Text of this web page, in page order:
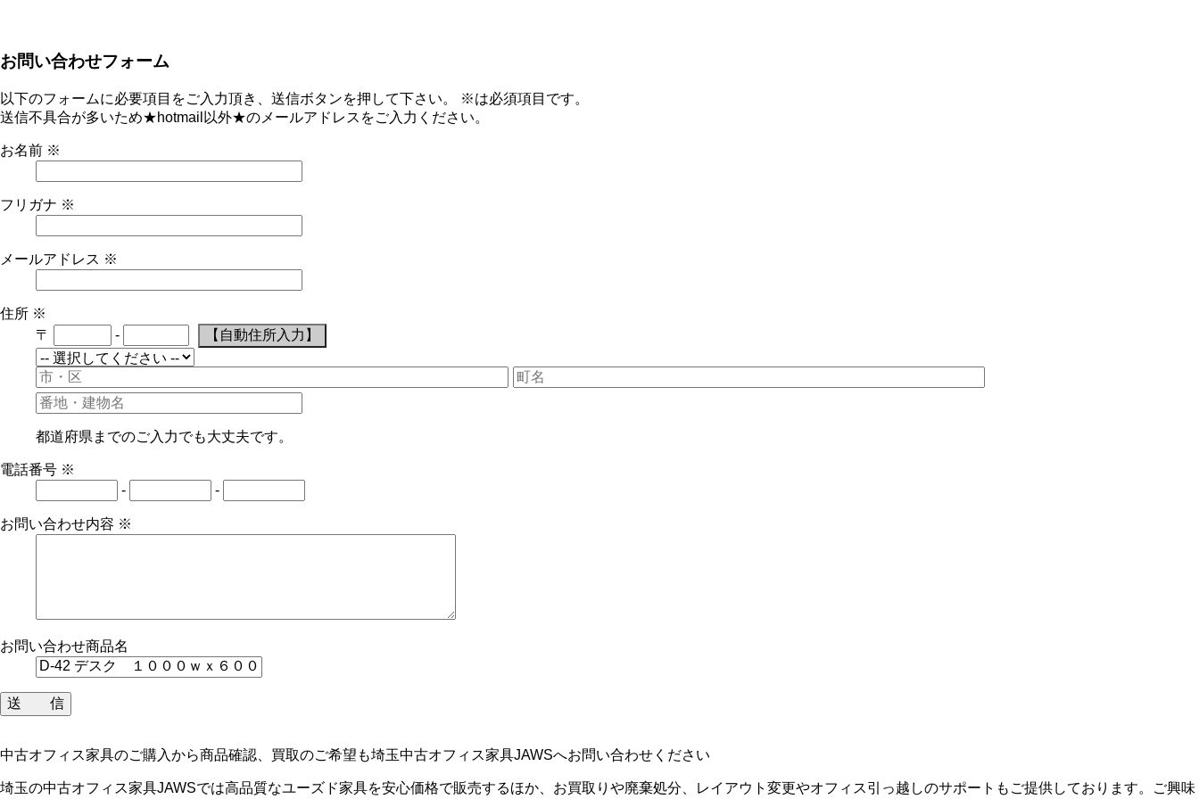
お問い合わせフォーム
以下のフォームに必要項目をご入力頂き、送信ボタンを押して下さい。 ※は必須項目です。
送信不具合が多いため★hotmail以外★のメールアドレスをご入力ください。
お名前 ※
フリガナ ※
メールアドレス ※
住所 ※
〒
-
都道府県までのご入力でも大丈夫です。
電話番号 ※
-
-
お問い合わせ内容 ※
お問い合わせ商品名
中古オフィス家具のご購入から商品確認、買取のご希望も埼玉中古オフィス家具JAWSへお問い合わせください
埼玉の中古オフィス家具JAWSでは高品質なユーズド家具を安心価格で販売するほか、お買取りや廃棄処分、レイアウト変更やオフィス引っ越しのサポートもご提供しております。ご興味